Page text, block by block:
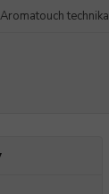
Aromatouch technika